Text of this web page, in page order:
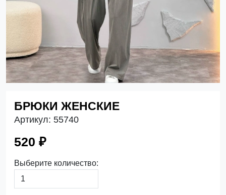
БРЮКИ ЖЕНСКИЕ
Артикул: 55740
520 ₽
Выберите количество: